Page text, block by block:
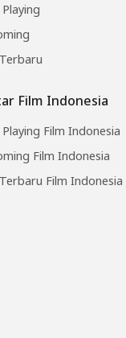
Film Indonesia
Film Indonesia
Film Indonesia
Film Indonesia